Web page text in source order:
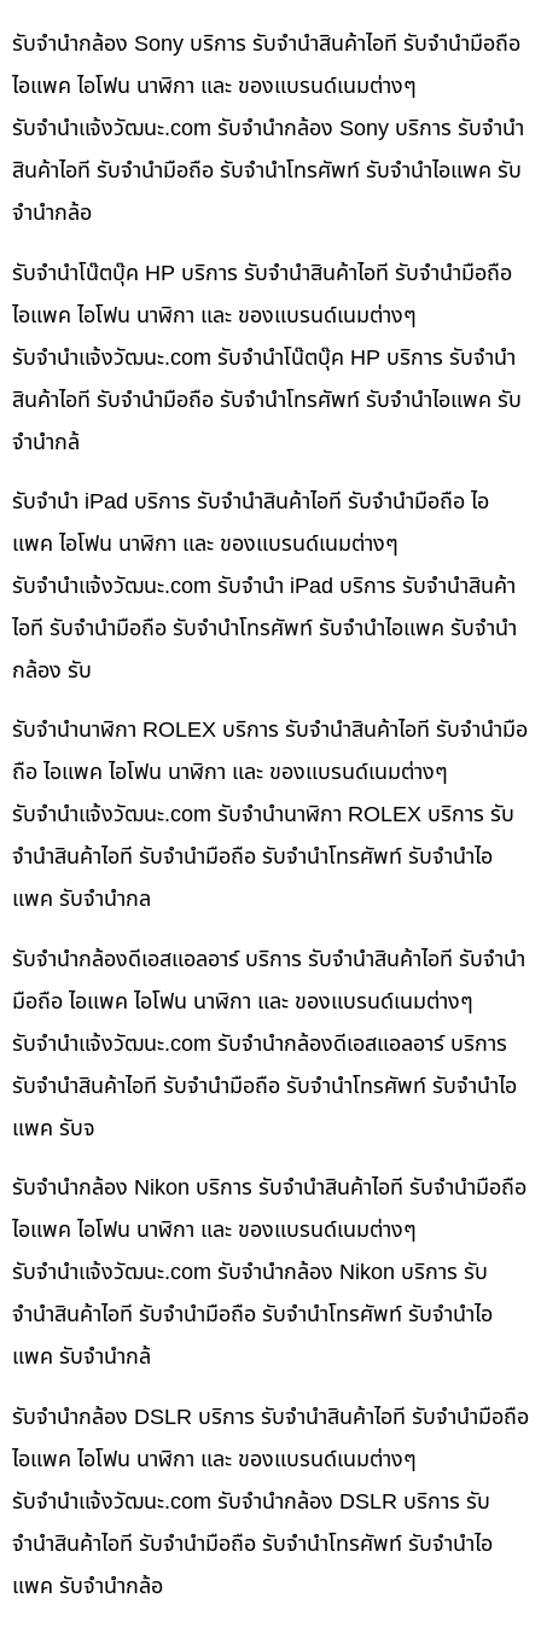
รับจำนำกล้อง Sony บริการ รับจำนำสินค้าไอที รับจำนำมือถือ
ไอแพค ไอโฟน นาฬิกา และ ของแบรนด์เนมต่างๆ
รับจํานําแจ้งวัฒนะ.com รับจำนำกล้อง Sony บริการ รับจำนำ
สินค้าไอที รับจำนำมือถือ รับจำนำโทรศัพท์ รับจำนำไอแพค รับ
จำนำกล้อ
รับจำนำโน๊ตบุ๊ค HP บริการ รับจำนำสินค้าไอที รับจำนำมือถือ
ไอแพค ไอโฟน นาฬิกา และ ของแบรนด์เนมต่างๆ
รับจํานําแจ้งวัฒนะ.com รับจำนำโน๊ตบุ๊ค HP บริการ รับจำนำ
สินค้าไอที รับจำนำมือถือ รับจำนำโทรศัพท์ รับจำนำไอแพค รับ
จำนำกล้
รับจำนำ iPad บริการ รับจำนำสินค้าไอที รับจำนำมือถือ ไอ
แพค ไอโฟน นาฬิกา และ ของแบรนด์เนมต่างๆ
รับจํานําแจ้งวัฒนะ.com รับจำนำ iPad บริการ รับจำนำสินค้า
ไอที รับจำนำมือถือ รับจำนำโทรศัพท์ รับจำนำไอแพค รับจำนำ
กล้อง รับ
รับจำนำนาฬิกา ROLEX บริการ รับจำนำสินค้าไอที รับจำนำมือ
ถือ ไอแพค ไอโฟน นาฬิกา และ ของแบรนด์เนมต่างๆ
รับจํานําแจ้งวัฒนะ.com รับจำนำนาฬิกา ROLEX บริการ รับ
จำนำสินค้าไอที รับจำนำมือถือ รับจำนำโทรศัพท์ รับจำนำไอ
แพค รับจำนำกล
รับจำนำกล้องดีเอสแอลอาร์ บริการ รับจำนำสินค้าไอที รับจำนำ
มือถือ ไอแพค ไอโฟน นาฬิกา และ ของแบรนด์เนมต่างๆ
รับจํานําแจ้งวัฒนะ.com รับจำนำกล้องดีเอสแอลอาร์ บริการ
รับจำนำสินค้าไอที รับจำนำมือถือ รับจำนำโทรศัพท์ รับจำนำไอ
แพค รับจ
รับจำนำกล้อง Nikon บริการ รับจำนำสินค้าไอที รับจำนำมือถือ
ไอแพค ไอโฟน นาฬิกา และ ของแบรนด์เนมต่างๆ
รับจํานําแจ้งวัฒนะ.com รับจำนำกล้อง Nikon บริการ รับ
จำนำสินค้าไอที รับจำนำมือถือ รับจำนำโทรศัพท์ รับจำนำไอ
แพค รับจำนำกล้
รับจำนำกล้อง DSLR บริการ รับจำนำสินค้าไอที รับจำนำมือถือ
ไอแพค ไอโฟน นาฬิกา และ ของแบรนด์เนมต่างๆ
รับจํานําแจ้งวัฒนะ.com รับจำนำกล้อง DSLR บริการ รับ
จำนำสินค้าไอที รับจำนำมือถือ รับจำนำโทรศัพท์ รับจำนำไอ
แพค รับจำนำกล้อ